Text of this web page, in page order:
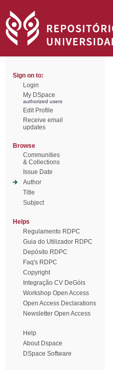
Sign on to:
Login
My DSpace
authorized users
Edit Profile
Receive email
updates
Browse
Communities
& Collections
Issue Date
Author
Title
Subject
Helps
Regulamento RDPC
Guia do Utilizador RDPC
Depósito RDPC
Faq's RDPC
Copyright
Integração CV DeGóis
Workshop Open Access
Open Access Declarations
Newsletter Open Access
Help
About Dspace
DSpace Software